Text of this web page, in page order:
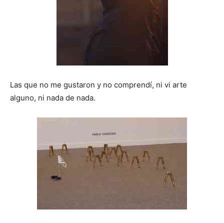
Las que no me gustaron y no comprendí, ni vi arte
alguno, ni nada de nada.